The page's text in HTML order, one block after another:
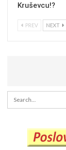
Kruševcu!?
PREV NEXT